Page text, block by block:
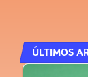
ÚLTIMOS